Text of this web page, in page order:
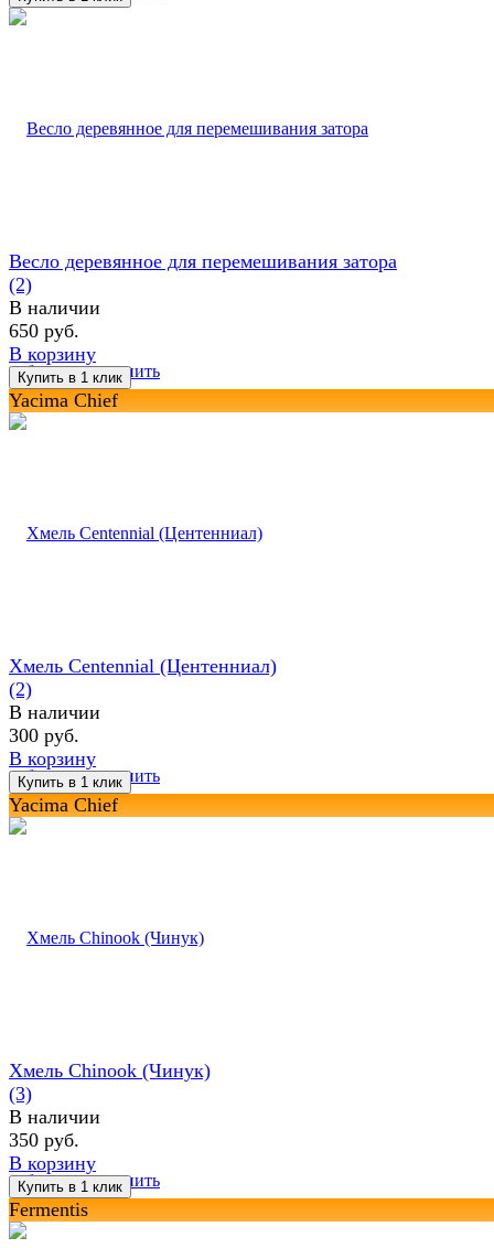
избранное сравнить
Весло деревянное для перемешивания затора
(2)
В наличии
650 руб.
В корзину
Yacima Chief
избранное сравнить
Хмель Centennial (Центенниал)
(2)
В наличии
300 руб.
В корзину
Yacima Chief
избранное сравнить
Хмель Chinook (Чинук)
(3)
В наличии
350 руб.
В корзину
Fermentis